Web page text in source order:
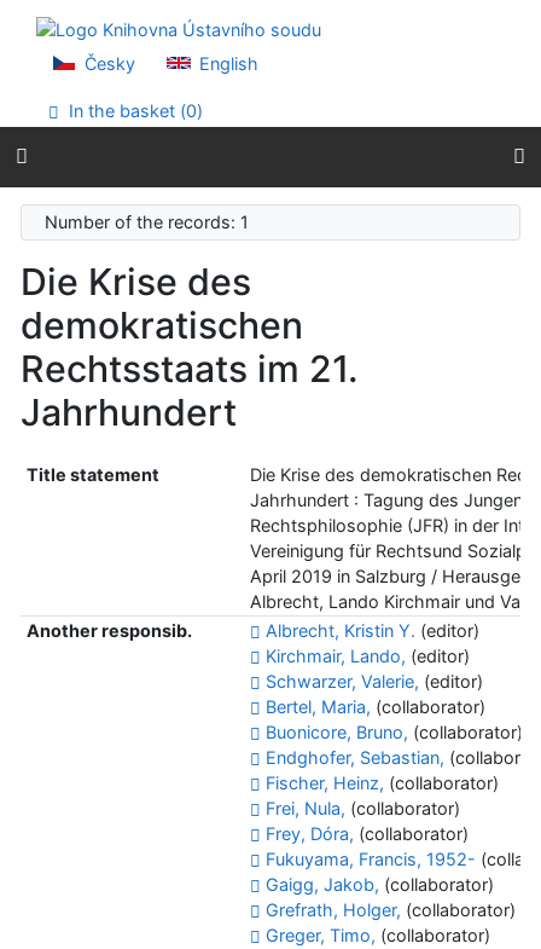
Go to menu
Accessibility declaration
Česky English
In the basket (0)
Number of the records: 1
Die Krise des
demokratischen
Rechtsstaats im 21.
Jahrhundert
Title statement
Die Krise des demokratischen
Jahrhundert : Tagung des Jungen
Rechtsphilosophie (JFR) in der
Vereinigung für Rechtsund
April 2019 in Salzburg /
Albrecht, Lando Kirchmair und
Another responsib.
Albrecht, Kristin Y. (editor)
Kirchmair, Lando, (editor)
Schwarzer, Valerie, (editor)
Bertel, Maria, (collaborator)
Buonicore, Bruno, (collaborator)
Endghofer, Sebastian,
Fischer, Heinz, (collaborator)
Frei, Nula, (collaborator)
Frey, Dóra, (collaborator)
Fukuyama, Francis, 1952-
Gaigg, Jakob, (collaborator)
Grefrath, Holger, (collaborator)
Greger, Timo, (collaborator)